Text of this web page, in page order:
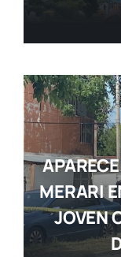
MERARI
JOVEN